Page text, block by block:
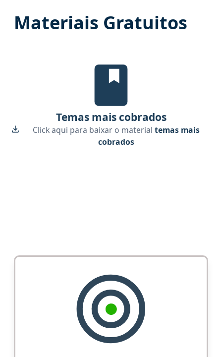
Materiais Gratuitos
Temas mais cobrados, material
Temas mais cobrados
Click aqui para baixar o material temas mais
cobrados